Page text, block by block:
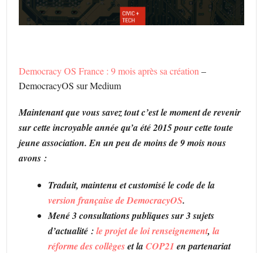
Democracy OS France : 9 mois après sa création –
DemocracyOS sur Medium
Maintenant que vous savez tout c’est le moment de revenir
sur cette incroyable année qu’a été 2015 pour cette toute
jeune association. En un peu de moins de 9 mois nous
avons :
Traduit, maintenu et customisé le code de la
version française de DemocracyOS.
Mené 3 consultations publiques sur 3 sujets
d’actualité :le projet de loi renseignement,la
réforme des collègeset laCOP21 en partenariat